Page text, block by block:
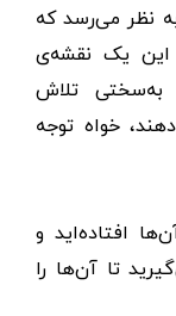
نظر می‌رسد که
یک نقشه‌ی
به‌سختی تلاش
خواه توجه
افتاده‌اید و
تا آن‌ها را